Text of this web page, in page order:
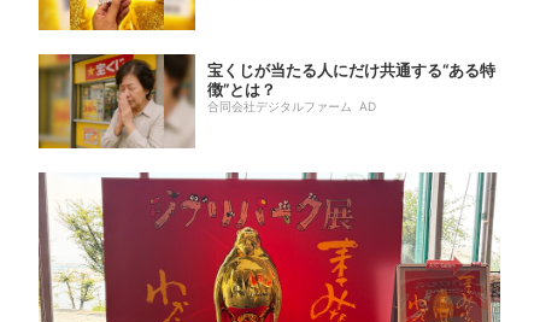
宝くじが当たる人にだけ共通する“ある特
徴”とは？
合同会社デジタルファーム AD